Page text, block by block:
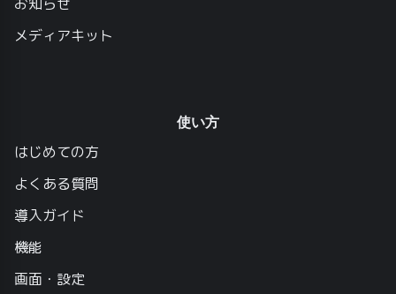
メディアキット
使い方
はじめての方
よくある質問
導入ガイド
機能
画面・設定